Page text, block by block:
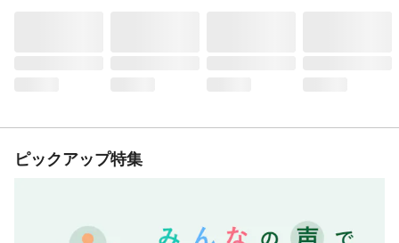
ピックアップ特集